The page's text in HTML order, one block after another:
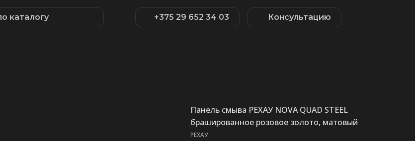
Консультацию
+375 29 652 34 03
каталогу
Панель смыва РЕХАУ NOVA QUAD STEEL
брашированное розовое золото, матовый
РЕХАУ